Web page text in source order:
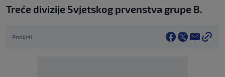
Treće divizije Svjetskog prvenstva grupe B.
Podijeli